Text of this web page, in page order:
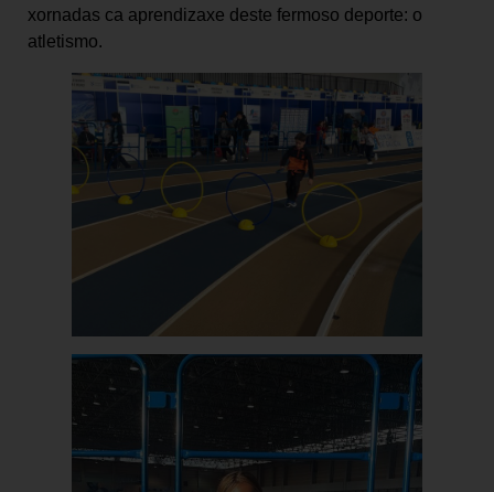
xornadas ca aprendizaxe deste fermoso deporte: o
atletismo.